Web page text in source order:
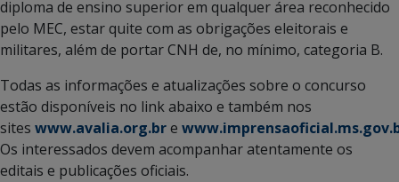
diploma de ensino superior em qualquer área reconhecido
pelo MEC, estar quite com as obrigações eleitorais e
militares, além de portar CNH de, no mínimo, categoria B.
Todas as informações e atualizações sobre o concurso
estão disponíveis no link abaixo e também nos
sites www.avalia.org.bre
Os interessados devem acompanhar atentamente os
editais e publicações oficiais.